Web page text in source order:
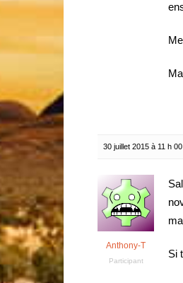
30 juillet 2015 à 11 h
Anthony-T
Participant
Si